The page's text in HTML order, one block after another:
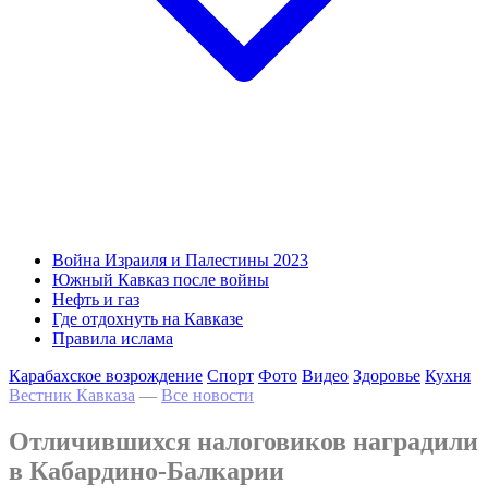
Война Израиля и Палестины 2023
Южный Кавказ после войны
Нефть и газ
Где отдохнуть на Кавказе
Правила ислама
Карабахское возрождение Спорт Фото Видео Здоровье Кухня
Вестник Кавказа — Все новости
Отличившихся налоговиков наградили
в Кабардино-Балкарии